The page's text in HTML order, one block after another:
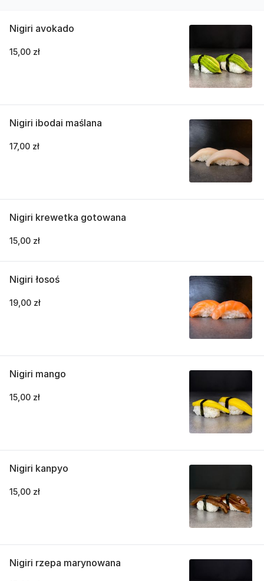
Nigiri avokado
15,00 zł
Nigiri ibodai maślana
17,00 zł
Nigiri krewetka gotowana
15,00 zł
Nigiri łosoś
19,00 zł
Nigiri mango
15,00 zł
Nigiri kanpyo
15,00 zł
Nigiri rzepa marynowana